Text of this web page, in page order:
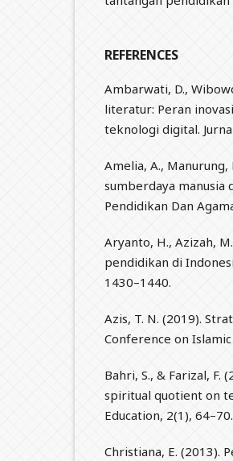
REFERENCES
Ambarwati, D.,
literatur: Peran
teknologi digital.
Amelia, A., Manurung,
sumberdaya manusia
Pendidikan Dan
Aryanto, H., Azizah,
pendidikan di
1430–1440.
Azis, T. N. (2019).
Conference on
Bahri, S., & Farizal,
spiritual quotient on
Education, 2(1), 64–70.
Christiana, E. (2013).